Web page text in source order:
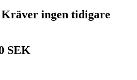
Kräver ingen tidigare
SEK